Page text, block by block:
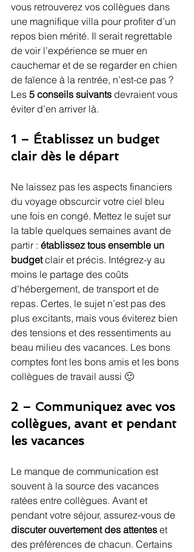
vous retrouverez vos collègues dans
une magnifique villa pour profiter d’un
repos bien mérité. Il serait regrettable
de voir l’expérience se muer en
cauchemar et de se regarder en chien
de faïence à la rentrée, n’est-ce pas ?
Les 5 conseils suivants devraient vous
éviter d’en arriver là.
1 – Établissez un budget
clair dès le départ
Ne laissez pas les aspects financiers
du voyage obscurcir votre ciel bleu
une fois en congé. Mettez le sujet sur
la table quelques semaines avant de
partir : établissez tous ensemble un
budget clair et précis. Intégrez-y au
moins le partage des coûts
d'hébergement, de transport et de
repas. Certes, le sujet n’est pas des
plus excitants, mais vous éviterez bien
des tensions et des ressentiments au
beau milieu des vacances. Les bons
comptes font les bons amis et les bons
collègues de travail aussi 🙂
2 – Communiquez avec vos
collègues, avant et pendant
les vacances
Le manque de communication est
souvent à la source des vacances
ratées entre collègues. Avant et
pendant votre séjour, assurez-vous de
discuter ouvertement des attentes et
des préférences de chacun. Certains